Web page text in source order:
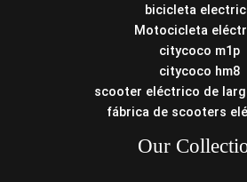
bicicleta
Motocicleta
citycoco m1p
citycoco hm8
scooter eléctrico de
fábrica de scooters
Our